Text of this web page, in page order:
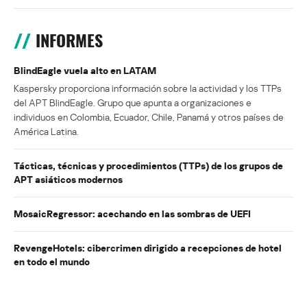
INFORMES
BlindEagle vuela alto en LATAM
Kaspersky proporciona información sobre la actividad y los TTPs
del APT BlindEagle. Grupo que apunta a organizaciones e
individuos en Colombia, Ecuador, Chile, Panamá y otros países de
América Latina.
Tácticas, técnicas y procedimientos (TTPs) de los grupos de
APT asiáticos modernos
MosaicRegressor: acechando en las sombras de UEFI
RevengeHotels: cibercrimen dirigido a recepciones de hotel
en todo el mundo